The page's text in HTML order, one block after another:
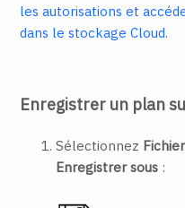
les autorisations et
dans le stockage Cloud.
Enregistrer un plan
Sélectionnez Fichier
Enregistrer sous :